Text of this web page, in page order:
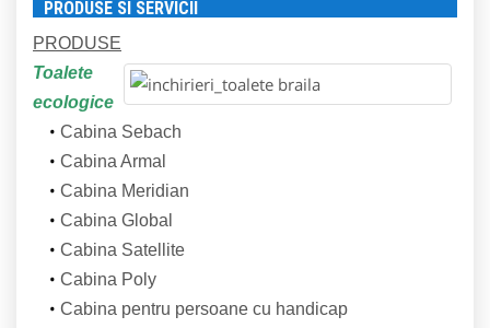
PRODUSE SI SERVICII
PRODUSE
Toalete
ecologice
Cabina Sebach
Cabina Armal
Cabina Meridian
Cabina Global
Cabina Satellite
Cabina Poly
Cabina pentru persoane cu handicap